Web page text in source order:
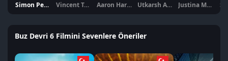
Simon Pegg Vincent Tong Aaron Harris Utkarsh Ambudkar Justina Machado
Buz Devri 6 Filmini Sevenlere Öneriler